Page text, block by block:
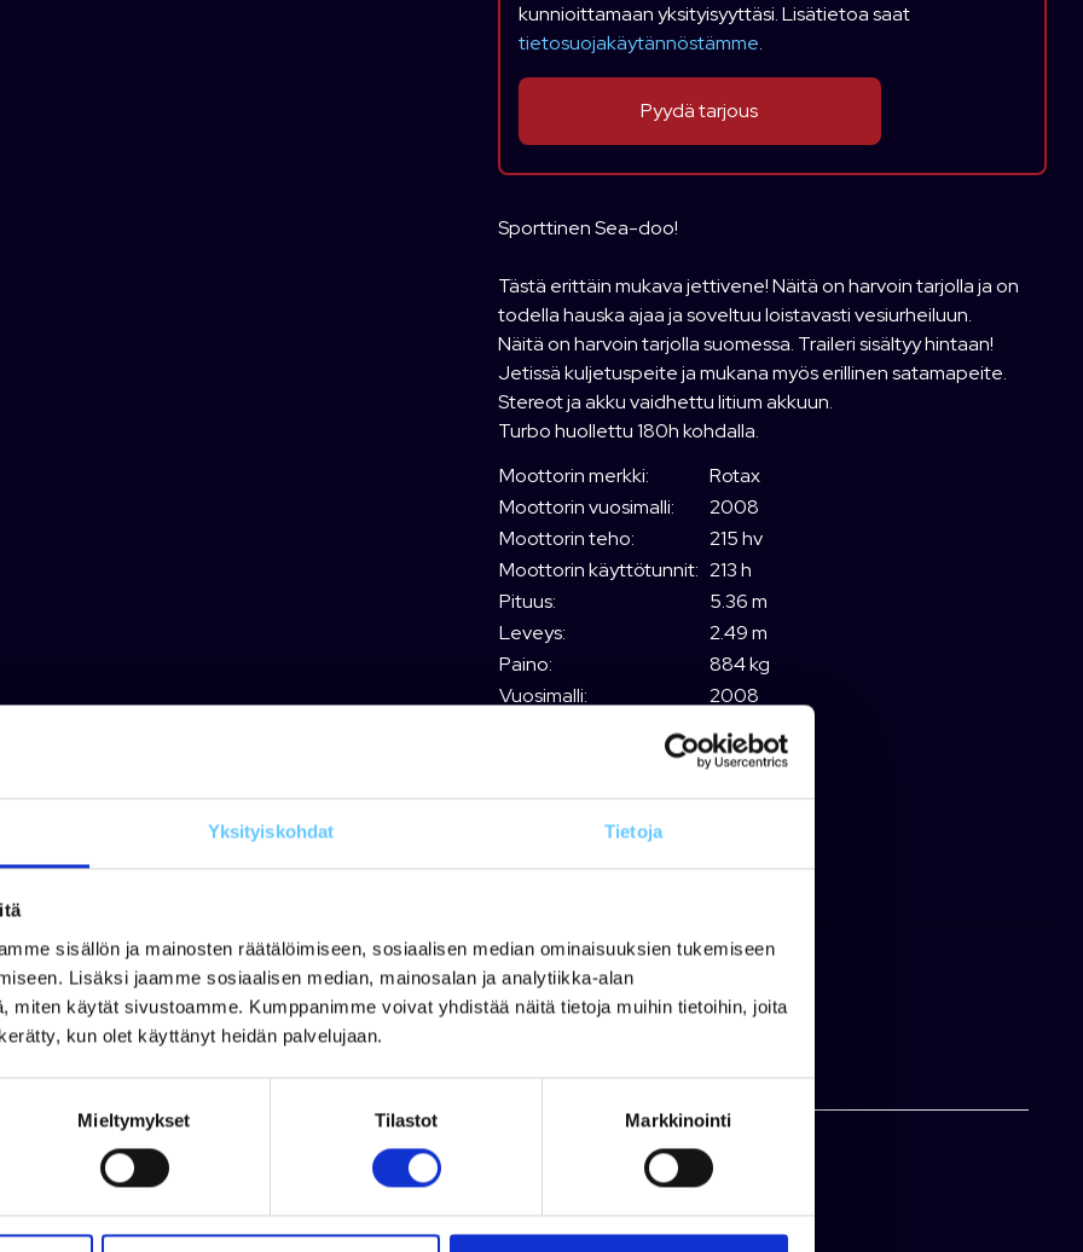
Yksityiskohdat Tietoja
sisällön ja mainosten räätälöimiseen, sosiaalisen median ominaisuuksien tukemiseen
Lisäksi jaamme sosiaalisen median, mainosalan ja analytiikka-alan
miten käytät sivustoamme. Kumppanimme voivat yhdistää näitä tietoja muihin tietoihin, joita
kun olet käyttänyt heidän palvelujaan.
Mieltymykset Tilastot Markkinointi
kunnioittamaan yksityisyyttäsi. Lisätietoa saat
tietosuojakäytännöstämme.
Sporttinen Sea-doo!
Tästä erittäin mukava jettivene! Näitä on harvoin tarjolla ja on
todella hauska ajaa ja soveltuu loistavasti vesiurheiluun.
Näitä on harvoin tarjolla suomessa. Traileri sisältyy hintaan!
Jetissä kuljetuspeite ja mukana myös erillinen satamapeite.
Stereot ja akku vaidhettu litium akkuun.
Turbo huollettu 180h kohdalla.
Moottorin merkki:
Rotax
Moottorin vuosimalli:
2008
Moottorin teho:
215 hv
Moottorin käyttötunnit: 213 h
Pituus:
5.36 m
Leveys:
2.49 m
Paino:
884 kg
Vuosimalli:
2008
P63438
Tuotekoodi: 1011928
Tuote on myyty
TIEDOT VALMISTAJAN TIEDOT KYSY LISÄÄ
Rotax
vuosimalli:
2008
käyttötunnit: 213 h